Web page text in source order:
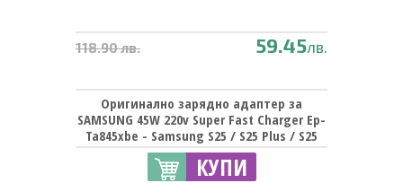
118.90 лв. 59.45лв.
Оригинално зарядно адаптер за
SAMSUNG 45W 220v Super Fast Charger Ep-
Ta845xbe - Samsung S25 / S25 Plus / S25
Ultra
КУПИ